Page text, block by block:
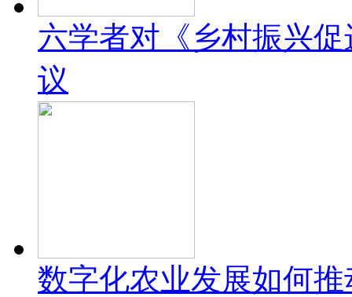
六学者对《乡村振兴
议
数字化农业发展如何